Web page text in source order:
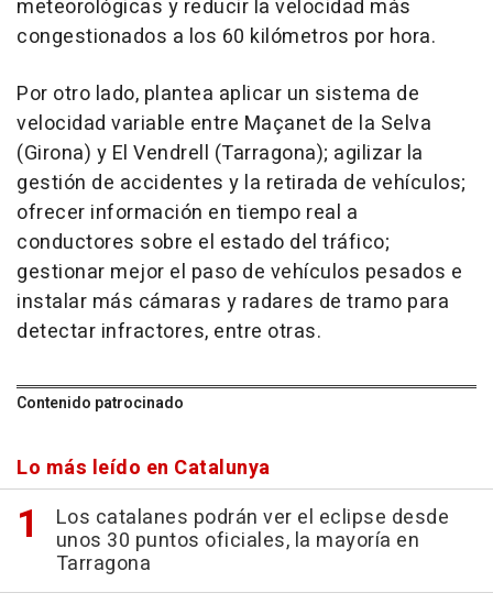
meteorológicas y reducir la velocidad más
congestionados a los 60 kilómetros por hora.
Por otro lado, plantea aplicar un sistema de
velocidad variable entre Maçanet de la Selva
(Girona) y El Vendrell (Tarragona); agilizar la
gestión de accidentes y la retirada de vehículos;
ofrecer información en tiempo real a
conductores sobre el estado del tráfico;
gestionar mejor el paso de vehículos pesados e
instalar más cámaras y radares de tramo para
detectar infractores, entre otras.
Contenido patrocinado
Lo más leído en Catalunya
Los catalanes podrán ver el eclipse desde
unos 30 puntos oficiales, la mayoría en
Tarragona